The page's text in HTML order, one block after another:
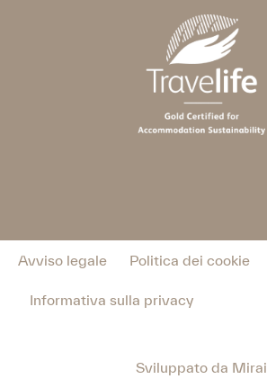
Avviso legale Politica dei cookie
Informativa sulla privacy
Sviluppato da Mirai